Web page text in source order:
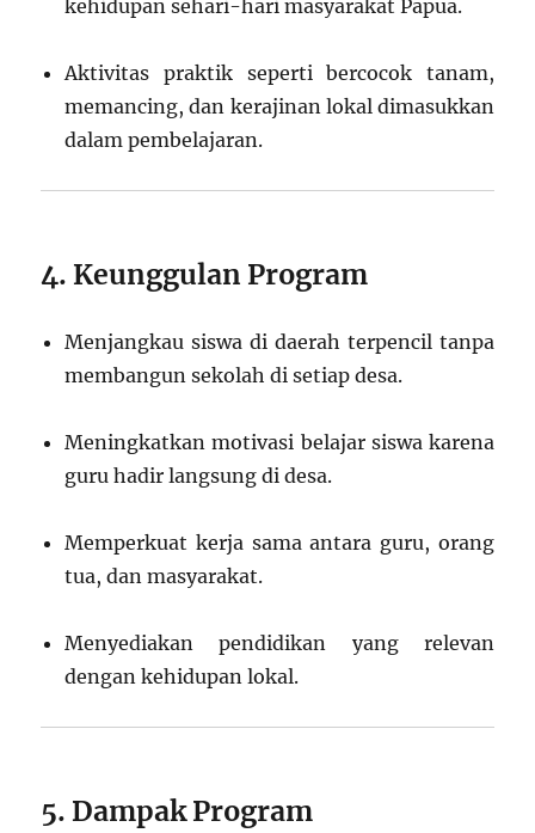
kehidupan sehari-hari masyarakat Papua.
Aktivitas praktik seperti bercocok tanam,
memancing, dan kerajinan lokal dimasukkan
dalam pembelajaran.
4. Keunggulan Program
Menjangkau siswa di daerah terpencil tanpa
membangun sekolah di setiap desa.
Meningkatkan motivasi belajar siswa karena
guru hadir langsung di desa.
Memperkuat kerja sama antara guru, orang
tua, dan masyarakat.
Menyediakan pendidikan yang relevan
dengan kehidupan lokal.
5. Dampak Program